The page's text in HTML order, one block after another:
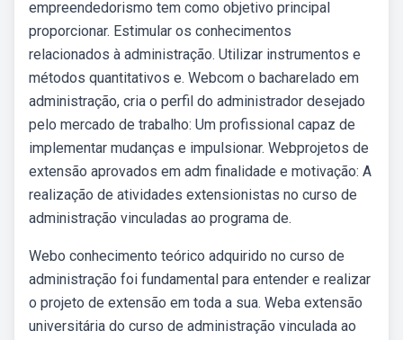
empreendedorismo tem como objetivo principal
proporcionar. Estimular os conhecimentos
relacionados à administração. Utilizar instrumentos e
métodos quantitativos e. Webcom o bacharelado em
administração, cria o perfil do administrador desejado
pelo mercado de trabalho: Um profissional capaz de
implementar mudanças e impulsionar. Webprojetos de
extensão aprovados em adm finalidade e motivação: A
realização de atividades extensionistas no curso de
administração vinculadas ao programa de.
Webo conhecimento teórico adquirido no curso de
administração foi fundamental para entender e realizar
o projeto de extensão em toda a sua. Weba extensão
universitária do curso de administração vinculada ao